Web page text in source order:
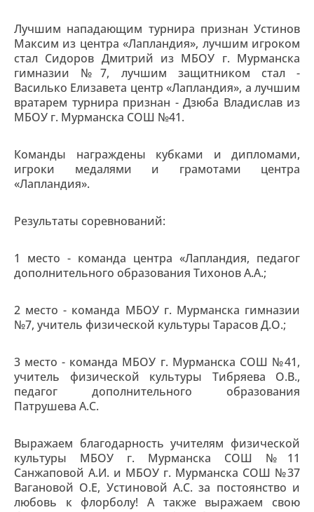
Лучшим нападающим турнира признан Устинов
Максим из центра «Лапландия», лучшим игроком
стал Сидоров Дмитрий из МБОУ г. Мурманска
гимназии №7, лучшим защитником стал -
Василько Елизавета центр «Лапландия», а лучшим
вратарем турнира признан - Дзюба Владислав из
МБОУ г. Мурманска СОШ №41.
Команды награждены кубками и дипломами,
игроки медалями и грамотами центра
«Лапландия».
Результаты соревнований:
1 место - команда центра «Лапландия, педагог
дополнительного образования Тихонов А.А.;
2 место - команда МБОУ г. Мурманска гимназии
№7, учитель физической культуры Тарасов Д.О.;
3 место - команда МБОУ г. Мурманска СОШ №41,
учитель физической культуры Тибряева О.В.,
педагог дополнительного образования
Патрушева А.С.
Выражаем благодарность учителям физической
культуры МБОУ г. Мурманска СОШ №11
Санжаповой А.И. и МБОУ г. Мурманска СОШ №37
Вагановой О.Е, Устиновой А.С. за постоянство и
любовь к флорболу! А также выражаем свою